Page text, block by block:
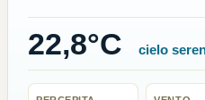
22,8°C cielo